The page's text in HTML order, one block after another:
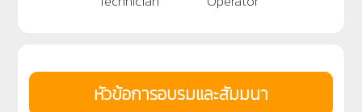
หัวข้อการอบรมและสัมมนา